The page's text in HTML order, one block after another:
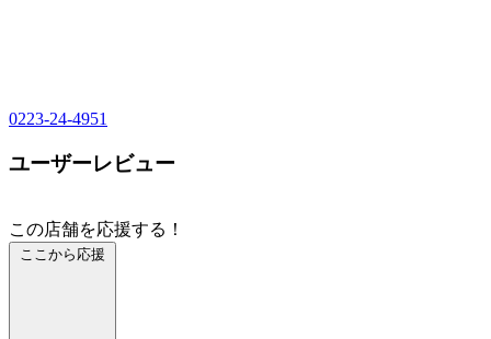
0223-24-4951
ユーザーレビュー
この店舗を応援する！
ここから応援